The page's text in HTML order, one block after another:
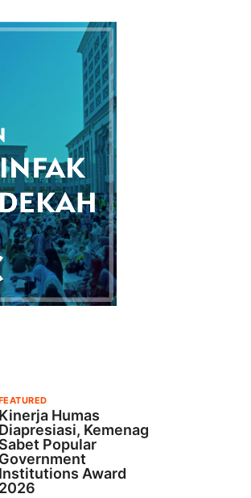
Kinerja Humas
Diapresiasi, Kemenag
Sabet Popular
Government
Institutions Award
2026